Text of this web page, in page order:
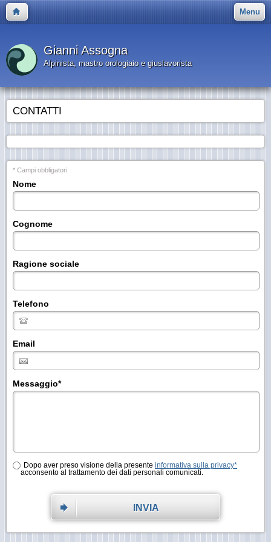
Menu
Gianni Assogna
Alpinista, mastro orologiaio e giuslavorista
CONTATTI
* Campi obbligatori
Nome
Cognome
Ragione sociale
Telefono
Email
Messaggio*
Dopo aver preso visione della presente informativa sulla privacy*
acconsento al trattamento dei dati personali comunicati.
INVIA